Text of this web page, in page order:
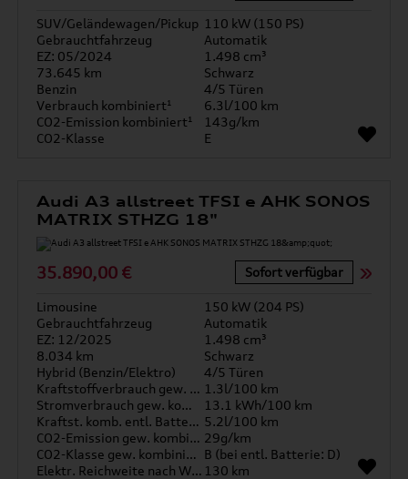
SUV/Geländewagen/Pickup 110 kW (150 PS)
Gebrauchtfahrzeug
Automatik
EZ: 05/2024
1.498 cm³
73.645 km
Schwarz
Benzin
4/5 Türen
Verbrauch kombiniert¹
6.3l/100 km
CO2-Emission kombiniert¹
143g/km
CO2-Klasse
E
Audi A3 allstreet TFSI e AHK SONOS
MATRIX STHZG 18"
35.890,00 € Sofort verfügbar
Limousine
150 kW (204 PS)
Gebrauchtfahrzeug
Automatik
EZ: 12/2025
1.498 cm³
8.034 km
Schwarz
Hybrid (Benzin/Elektro)
4/5 Türen
Kraftstoffverbrauch gew. kombiniert 1.3l/100 km
Stromverbrauch gew. kombiniert
13.1 kWh/100 km
Kraftst. komb. entl. Batterie 5.2l/100 km
CO2-Emission gew. kombiniert 29g/km
CO2-Klasse gew. kombiniert B (bei entl. Batterie: D)
Elektr. Reichweite nach WLTP* 130 km